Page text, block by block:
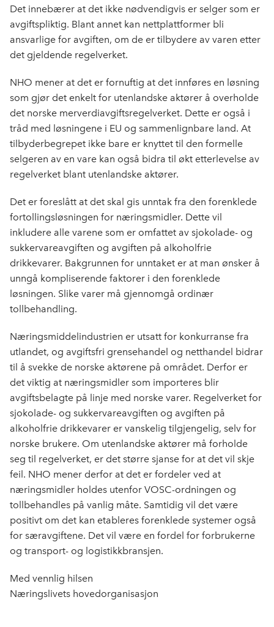
Det innebærer at det ikke nødvendigvis er selger som er
avgiftspliktig. Blant annet kan nettplattformer bli
ansvarlige for avgiften, om de er tilbydere av varen etter
det gjeldende regelverket.
NHO mener at det er fornuftig at det innføres en løsning
som gjør det enkelt for utenlandske aktører å overholde
det norske merverdiavgiftsregelverket. Dette er også i
tråd med løsningene i EU og sammenlignbare land. At
tilbyderbegrepet ikke bare er knyttet til den formelle
selgeren av en vare kan også bidra til økt etterlevelse av
regelverket blant utenlandske aktører.
Det er foreslått at det skal gis unntak fra den forenklede
fortollingsløsningen for næringsmidler. Dette vil
inkludere alle varene som er omfattet av sjokolade- og
sukkervareavgiften og avgiften på alkoholfrie
drikkevarer. Bakgrunnen for unntaket er at man ønsker å
unngå kompliserende faktorer i den forenklede
løsningen. Slike varer må gjennomgå ordinær
tollbehandling.
Næringsmiddelindustrien er utsatt for konkurranse fra
utlandet, og avgiftsfri grensehandel og netthandel bidrar
til å svekke de norske aktørene på området. Derfor er
det viktig at næringsmidler som importeres blir
avgiftsbelagte på linje med norske varer. Regelverket for
sjokolade- og sukkervareavgiften og avgiften på
alkoholfrie drikkevarer er vanskelig tilgjengelig, selv for
norske brukere. Om utenlandske aktører må forholde
seg til regelverket, er det større sjanse for at det vil skje
feil. NHO mener derfor at det er fordeler ved at
næringsmidler holdes utenfor VOSC-ordningen og
tollbehandles på vanlig måte. Samtidig vil det være
positivt om det kan etableres forenklede systemer også
for særavgiftene. Det vil være en fordel for forbrukerne
og transport- og logistikkbransjen.
Med vennlig hilsen
Næringslivets hovedorganisasjon